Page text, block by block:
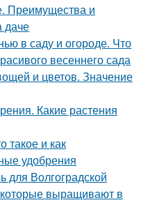
Преимущества и
даче
в саду и огороде. Что
весеннего сада
и цветов. Значение
Какие растения
такое и как
удобрения
для Волгоградской
выращивают в